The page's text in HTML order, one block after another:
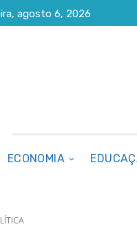
agosto 6, 2026
ECONOMIA